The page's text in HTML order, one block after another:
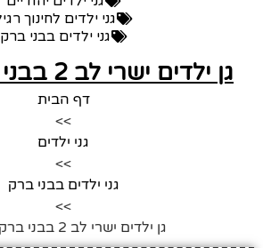
גני ילדים לחינוך רגיל
גני ילדים בבני ברק
גן ילדים ישרי לב 2 בבני ברק טלפון
דף הבית
>>
גני ילדים
>>
גני ילדים בבני ברק
>>
גן ילדים ישרי לב 2 בבני ברק טלפון